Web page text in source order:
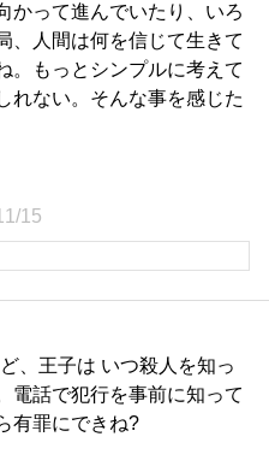
かって進んでいたり、いろ
、人間は何を信じて生きて
。もっとシンプルに考えて
れない。そんな事を感じた
15
、王子は いつ殺人を知っ
電話で犯行を事前に知って
有罪にできね?